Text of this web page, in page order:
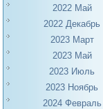
2022 Май
2022 Декабрь
2023 Март
2023 Май
2023 Июль
2023 Ноябрь
2024 Февраль